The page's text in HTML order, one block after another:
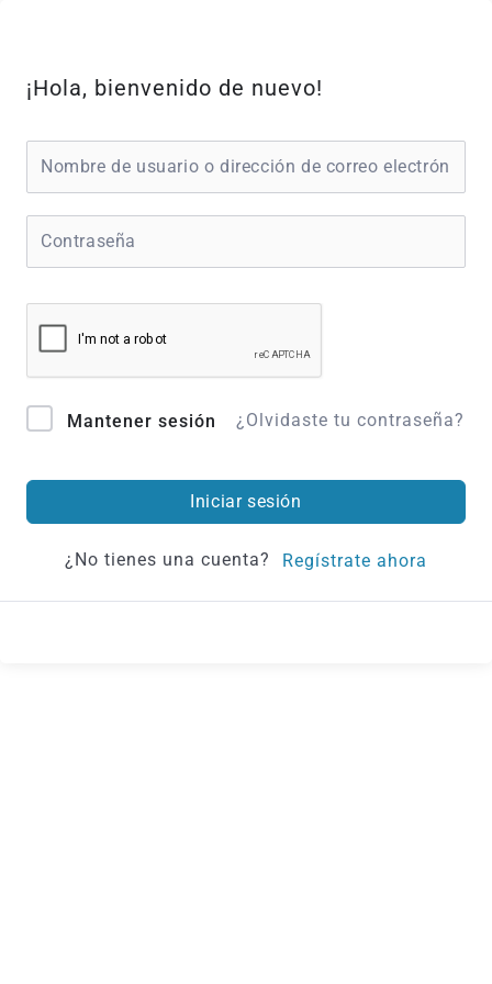
contenido
¡Hola, bienvenido de nuevo!
Mantener sesión ¿Olvidaste tu contraseña?
Iniciar sesión
¿No tienes una cuenta? Regístrate ahora